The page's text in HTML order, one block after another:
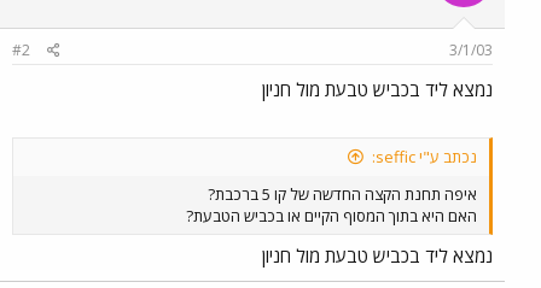
3/1/03
#2
נמצא ליד בכביש טבעת מול חניון
נכתב ע"י seffic:
איפה תחנת הקצה החדשה של קו 5 ברכבת?
האם היא בתוך המסוף הקיים או בכביש הטבעת?
נמצא ליד בכביש טבעת מול חניון